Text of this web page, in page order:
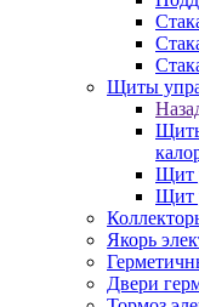
Щиты
Щит
Щит
Якорь
Двери